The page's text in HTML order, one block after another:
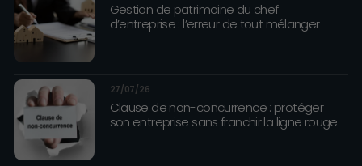
Gestion de patrimoine du chef
d’entreprise : l’erreur de tout mélanger
27/07/26
Clause de non-concurrence : protéger
son entreprise sans franchir la ligne rouge